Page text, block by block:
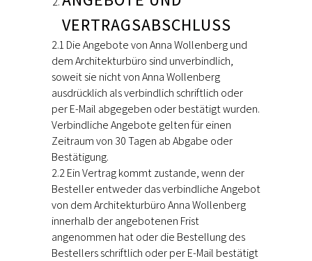
VERTRAGSABSCHLUSS
2.1 Die Angebote von Anna Wollenberg und
dem Architekturbüro sind unverbindlich,
soweit sie nicht von Anna Wollenberg
ausdrücklich als verbindlich schriftlich oder
per E-Mail abgegeben oder bestätigt wurden.
Verbindliche Angebote gelten für einen
Zeitraum von 30 Tagen ab Abgabe oder
Bestätigung.
2.2 Ein Vertrag kommt zustande, wenn der
Besteller entweder das verbindliche Angebot
von dem Architekturbüro Anna Wollenberg
innerhalb der angebotenen Frist
angenommen hat oder die Bestellung des
Bestellers schriftlich oder per E-Mail bestätigt